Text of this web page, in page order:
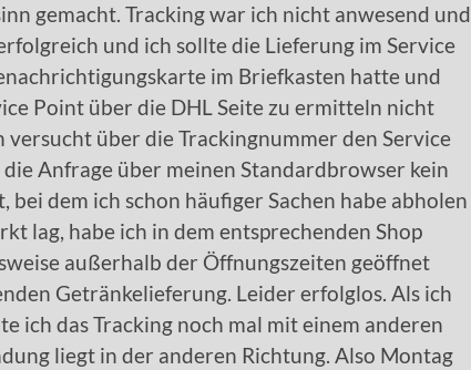
gemacht. Tracking war ich nicht anwesend und
und ich sollte die Lieferung im Service
im Briefkasten hatte und
Point über die DHL Seite zu ermitteln nicht
über die Trackingnummer den Service
Anfrage über meinen Standardbrowser kein
bei dem ich schon häufiger Sachen habe abholen
lag, habe ich in dem entsprechenden Shop
außerhalb der Öffnungszeiten geöffnet
Getränkelieferung. Leider erfolglos. Als ich
ich das Tracking noch mal mit einem anderen
liegt in der anderen Richtung. Also Montag